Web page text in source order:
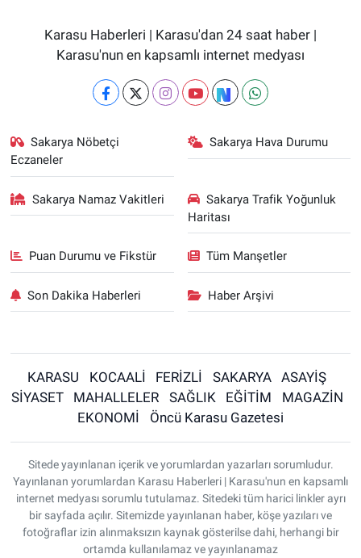
Karasu Haberleri | Karasu'dan 24 saat haber |
Karasu'nun en kapsamlı internet medyası
Sakarya Nöbetçi
Eczaneler
Sakarya Hava Durumu
Sakarya Namaz Vakitleri
Sakarya Trafik Yoğunluk
Haritası
Puan Durumu ve Fikstür Tüm Manşetler
Son Dakika Haberleri Haber Arşivi
KARASU KOCAALİ FERİZLİ SAKARYA
ASAYİŞ
SİYASET
MAHALLELER SAĞLIK EĞİTİM
MAGAZİN
EKONOMİ
Öncü Karasu Gazetesi
Sitede yayınlanan içerik ve yorumlardan yazarları sorumludur.
Yayınlanan yorumlardan Karasu Haberleri | Karasu'nun en kapsamlı
internet medyası sorumlu tutulamaz. Sitedeki tüm harici linkler ayrı
bir sayfada açılır. Sitemizde yayınlanan haber, köşe yazıları ve
fotoğraflar izin alınmaksızın kaynak gösterilse dahi, herhangi bir
ortamda kullanılamaz ve yayınlanamaz